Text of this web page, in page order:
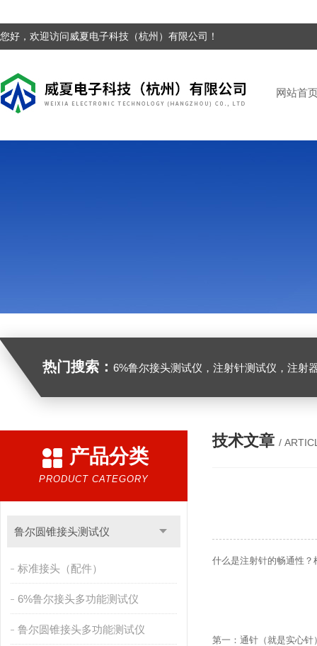
您好，欢迎访问威夏电子科技（杭州）有限公司！
网站首
热门搜索： 6%鲁尔接头测试仪，注射针测试仪，注射器测试仪，缝合针测试仪，缝合线测试仪，导管测
产品分类
PRODUCT CATEGORY
鲁尔圆锥接头测试仪
标准接头（配件）
6%鲁尔接头多功能测试仪
鲁尔圆锥接头多功能测试仪
技术文章 /
什么是注射针的畅通性？
第一：通针（就是实心